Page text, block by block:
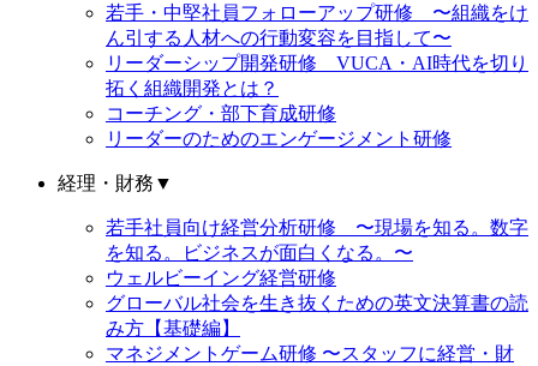
若手・中堅社員フォローアップ研修 〜組織をけ
ん引する人材への行動変容を目指して〜
リーダーシップ開発研修 VUCA・AI時代を切り
拓く組織開発とは？
コーチング・部下育成研修
リーダーのためのエンゲージメント研修
経理・財務 ▼
若手社員向け経営分析研修 〜現場を知る。数字
を知る。ビジネスが面白くなる。〜
ウェルビーイング経営研修
グローバル社会を生き抜くための英文決算書の読
み方【基礎編】
マネジメントゲーム研修 〜スタッフに経営・財